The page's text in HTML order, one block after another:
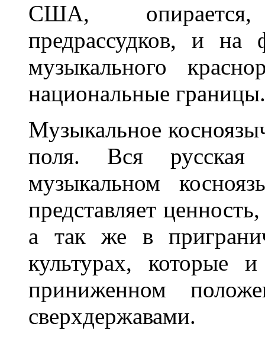
США,
предрассудков, и на
музыкального
национальные границы.
Музыкальное
поля. Вся
музыкальном
представляет
а так же в
культурах, которые
приниженном
сверхдержавами.